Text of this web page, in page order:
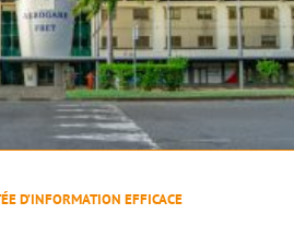
D’INFORMATION EFFICACE